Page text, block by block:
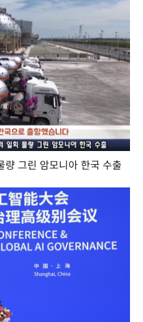
그린 암모니아 한국 수출